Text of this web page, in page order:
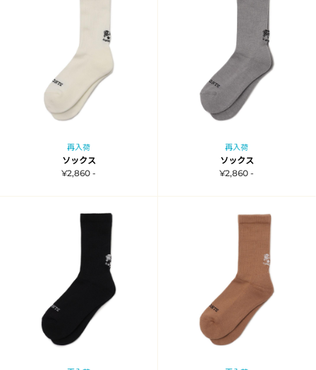
再入荷
ソックス
¥2,860 -
再入荷
ソックス
¥2,860 -